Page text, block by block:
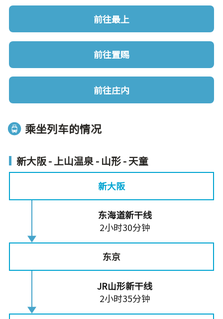
前往最上
前往置赐
前往庄内
乘坐列车的情况
新大阪 - 上山温泉 - 山形 - 天童
新大阪
东海道新干线
2小时30分钟
东京
JR山形新干线
2小时35分钟